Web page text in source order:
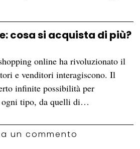
cosa si acquista di più?
online ha rivoluzionato il
e venditori interagiscono. Il
infinite possibilità per
ogni tipo, da quelli di…
un commento